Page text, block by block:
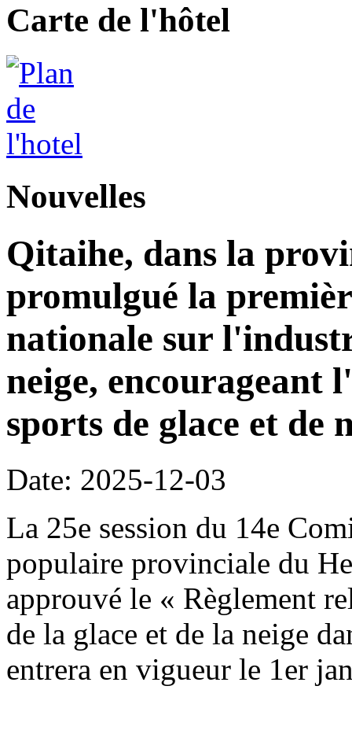
Carte de l'hôtel
Nouvelles
Qitaihe, dans la
promulgué la
nationale sur
neige, encourageant
sports de glace et de
Date: 2025-12-03
La 25e session du 14e
populaire provinciale du
approuvé le « Règlement
de la glace et de la neige
entrera en vigueur le 1er